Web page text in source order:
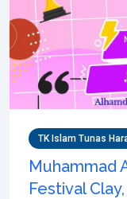
TK Islam Tunas
Muhammad
Festival